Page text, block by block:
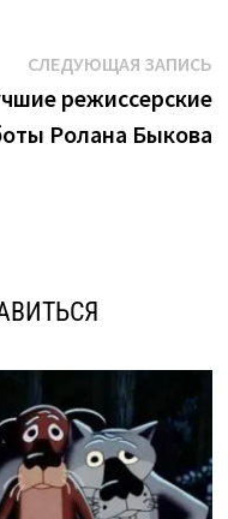
СЛЕДУЮЩАЯ ЗАПИСЬ
режиссерские
Ролана Быкова